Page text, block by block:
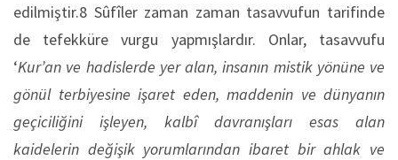
edilmiştir.8 Sûfîler zaman zaman tasavvufun tarifinde
de tefekküre vurgu yapmışlardır. Onlar, tasavvufu
‘Kur’an ve hadislerde yer alan, insanın mistik yönüne ve
gönül terbiyesine işaret eden, maddenin ve dünyanın
geçiciliğini işleyen, kalbî davranışları esas alan
kaidelerin değişik yorumlarından ibaret bir ahlak ve